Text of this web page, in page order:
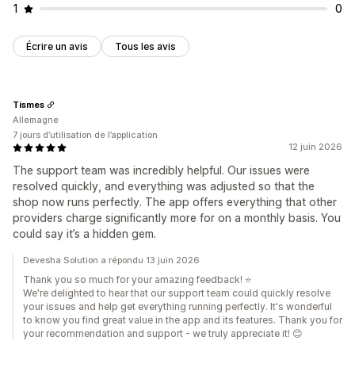
1
0
Écrire un avis Tous les avis
12 juin 2026
The support team was incredibly helpful. Our issues were
resolved quickly, and everything was adjusted so that the
shop now runs perfectly. The app offers everything that other
providers charge significantly more for on a monthly basis. You
could say it’s a hidden gem.
Tismes
Allemagne
7 jours d’utilisation de l’application
Devesha Solution a répondu 13 juin 2026
Thank you so much for your amazing feedback! ⭐
We're delighted to hear that our support team could quickly resolve
your issues and help get everything running perfectly. It's wonderful
to know you find great value in the app and its features. Thank you for
your recommendation and support - we truly appreciate it! 😊